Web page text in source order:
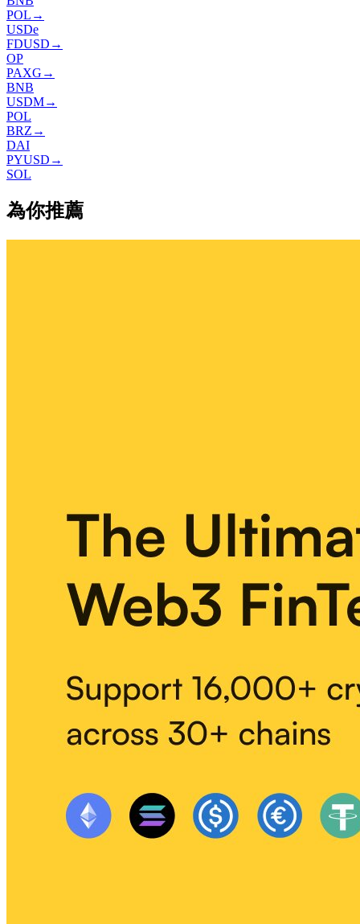
POL →
USDe
FDUSD →
OP
PAXG →
BNB
USDM→
POL
BRZ →
DAI
PYUSD →
SOL
為你推薦